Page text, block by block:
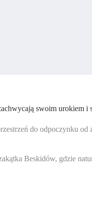
swoim urokiem i
do odpoczynku
Beskidów, gdzie